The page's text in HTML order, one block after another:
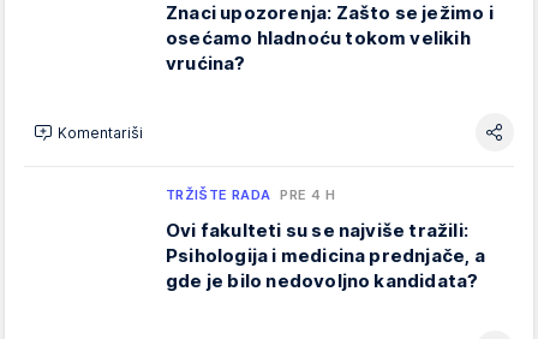
Znaci upozorenja: Zašto se ježimo i
osećamo hladnoću tokom velikih
vrućina?
Komentariši
TRŽIŠTE RADA PRE 4 H
Ovi fakulteti su se najviše tražili:
Psihologija i medicina prednjače, a
gde je bilo nedovoljno kandidata?